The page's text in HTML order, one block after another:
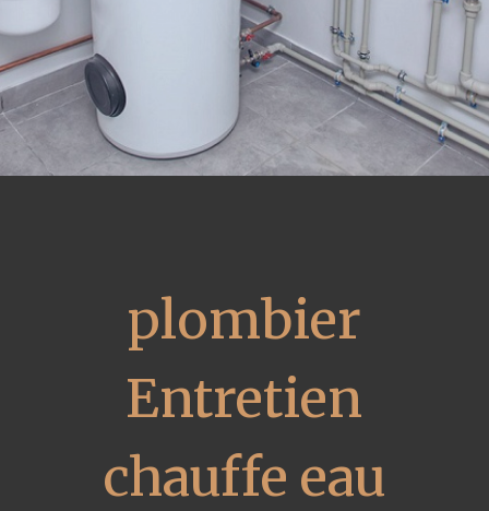
plombier
Entretien
chauffe eau